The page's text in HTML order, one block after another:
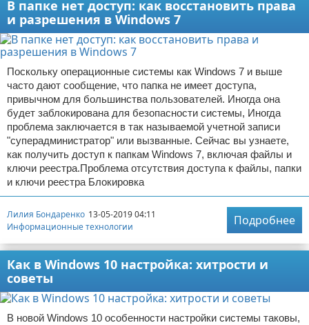
В папке нет доступ: как восстановить права
и разрешения в Windows 7
Поскольку операционные системы как Windows 7 и выше
часто дают сообщение, что папка не имеет доступа,
привычном для большинства пользователей. Иногда она
будет заблокирована для безопасности системы, Иногда
проблема заключается в так называемой учетной записи
"суперадминистратор" или вызванные. Сейчас вы узнаете,
как получить доступ к папкам Windows 7, включая файлы и
ключи реестра.Проблема отсутствия доступа к файлы, папки
и ключи реестра Блокировка
Лилия Бондаренко 13-05-2019 04:11
Информационные технологии
Подробнее
Как в Windows 10 настройка: хитрости и
советы
В новой Windows 10 особенности настройки системы таковы,